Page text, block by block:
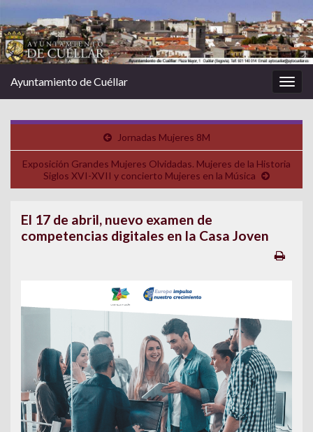
la
Ayuntamiento de Cuéllar
Jornadas Mujeres 8M
Exposición Grandes Mujeres Olvidadas. Mujeres de la Historia
Siglos XVI-XVII y concierto Mujeres en la Música
El 17 de abril, nuevo examen de
competencias digitales en la Casa Joven